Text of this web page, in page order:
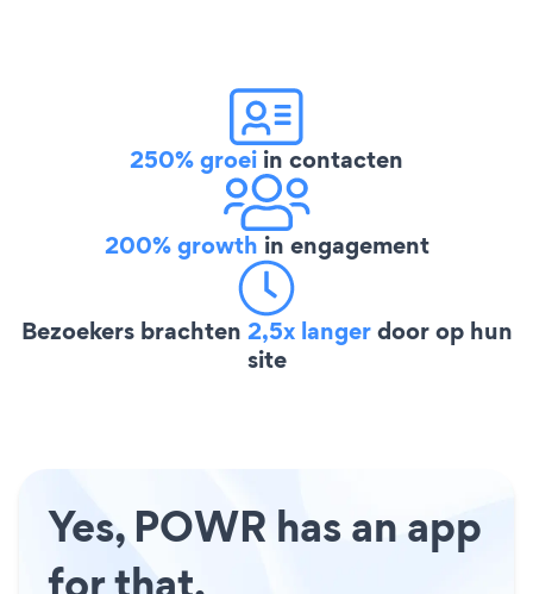
250% groei in contacten
200% growth in engagement
Bezoekers brachten 2,5x langerdoor op hun
site
Yes, POWR has an app